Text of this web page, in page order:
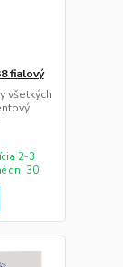
fialový
všetkých
2-3
dni 30